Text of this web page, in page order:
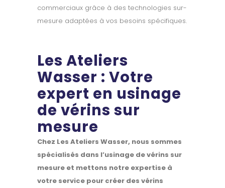
commerciaux grâce à des technologies sur-
mesure adaptées à vos besoins spécifiques.
Les Ateliers
Wasser : Votre
expert en usinage
de vérins sur
mesure
Chez Les Ateliers Wasser, nous sommes
spécialisés dans l’usinage de vérins sur
mesure et mettons notre expertise à
votre service pour créer des vérins